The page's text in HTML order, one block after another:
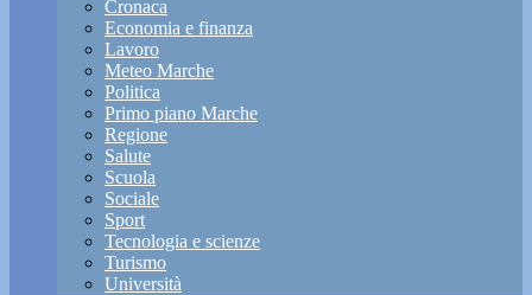
Cronaca
Economia e finanza
Lavoro
Meteo Marche
Politica
Primo piano Marche
Regione
Salute
Scuola
Sociale
Sport
Tecnologia e scienze
Turismo
Università